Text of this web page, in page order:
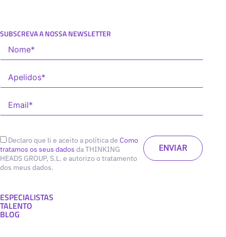
SUBSCREVA A NOSSA NEWSLETTER
Declaro que li e aceito a política de Como
tratamos os seus dados da THINKING
HEADS GROUP, S.L. e autorizo o tratamento
dos meus dados.
ESPECIALISTAS
TALENTO
BLOG